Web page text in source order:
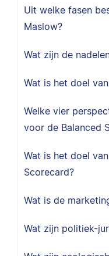
Uit welke fasen
Maslow?
Wat zijn de
Wat is het doel
Welke vier
voor de Balanced
Wat is het doel
Scorecard?
Wat is de
Wat zijn politiek-